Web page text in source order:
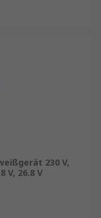
230 V,
V, 26.8 V